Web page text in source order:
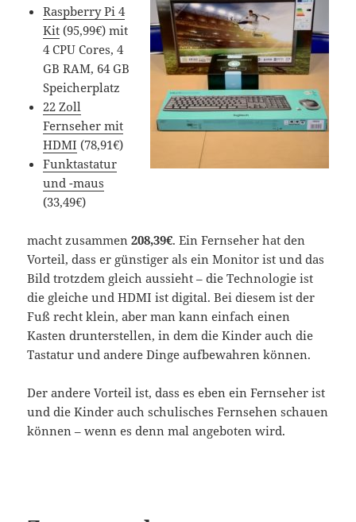
Raspberry Pi 4
Kit (95,99€) mit
4 CPU Cores, 4
GB RAM, 64 GB
Speicherplatz
22 Zoll
Fernseher mit
HDMI (78,91€)
Funktastatur
und -maus
(33,49€)
macht zusammen208,39€. Ein Fernseher hat den
Vorteil, dass er günstiger als ein Monitor ist und das
Bild trotzdem gleich aussieht – die Technologie ist
die gleiche und HDMI ist digital. Bei diesem ist der
Fuß recht klein, aber man kann einfach einen
Kasten drunterstellen, in dem die Kinder auch die
Tastatur und andere Dinge aufbewahren können.
Der andere Vorteil ist, dass es eben ein Fernseher ist
und die Kinder auch schulisches Fernsehen schauen
können – wenn es denn mal angeboten wird.